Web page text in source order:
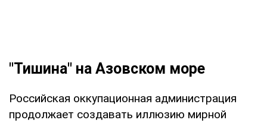
"Тишина" на Азовском море
Российская оккупационная администрация
продолжает создавать иллюзию мирной